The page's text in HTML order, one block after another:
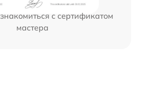
с сертификатом
мастера